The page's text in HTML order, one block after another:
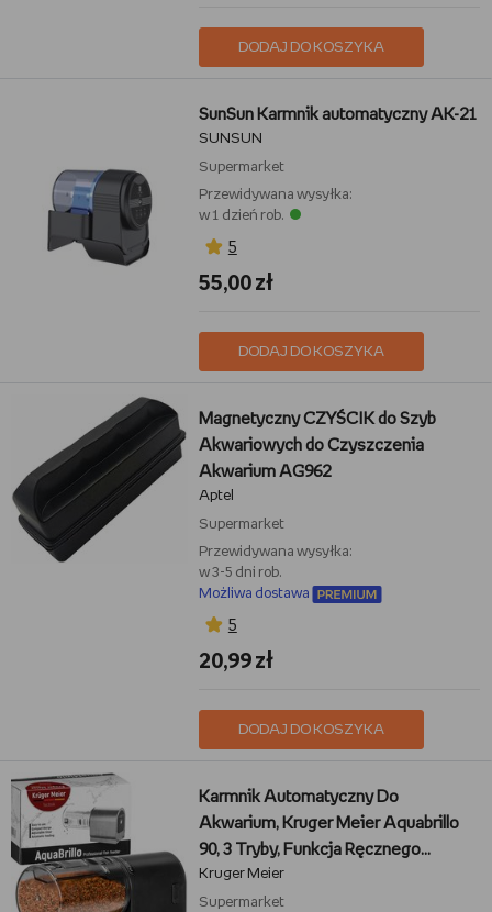
DODAJ DO KOSZYKA
SunSun Karmnik automatyczny AK-21
SUNSUN
Supermarket
Przewidywana wysyłka:
w 1 dzień rob.
5
55,00 zł
DODAJ DO KOSZYKA
Magnetyczny CZYŚCIK do Szyb
Akwariowych do Czyszczenia
Akwarium AG962
Aptel
Supermarket
Przewidywana wysyłka:
w 3-5 dni rob.
Możliwa dostawa
5
20,99 zł
DODAJ DO KOSZYKA
Karmnik Automatyczny Do
Akwarium, Kruger Meier Aquabrillo
90, 3 Tryby, Funkcja Ręcznego
Karmienia, Regulacja, Zasilanie
Akumulatorowe, 90Ml
Kruger Meier
Supermarket